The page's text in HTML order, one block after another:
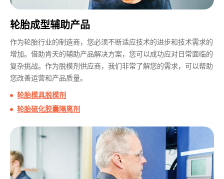
轮胎成型辅助产品
作为轮胎行业的制造商，您必须不断适应技术的进步和技术需求的
增加。借助肯天的辅助产品解决方案，您可以成功应对日常面临的
复杂挑战。作为脱模剂供应商，我们非常了解您的需求，可以帮助
您改善运营和产品质量。
轮胎模具脱模剂
轮胎硫化胶囊隔离剂